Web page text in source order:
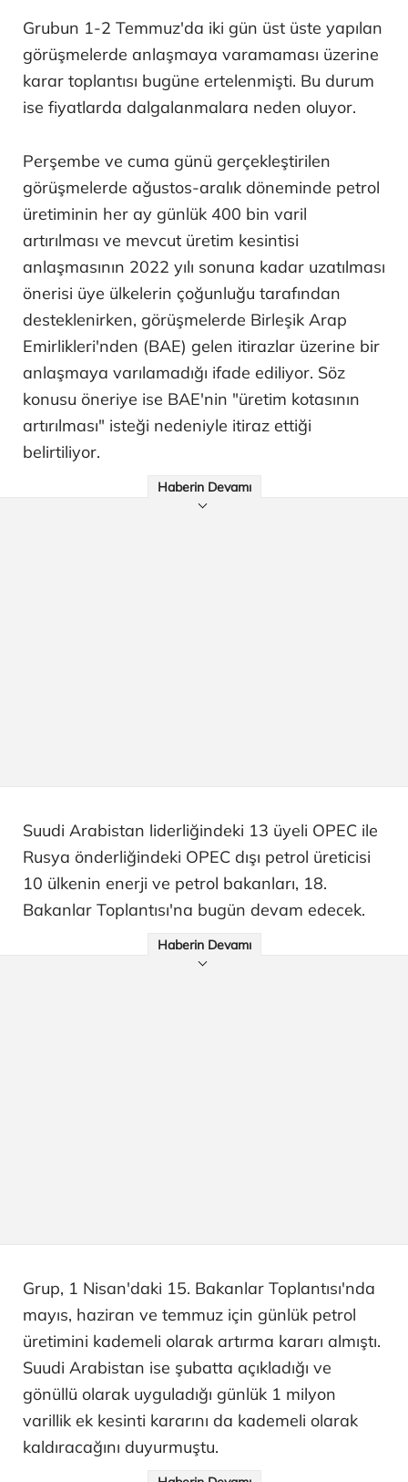
Grubun 1-2 Temmuz'da iki gün üst üste yapılan
görüşmelerde anlaşmaya varamaması üzerine
karar toplantısı bugüne ertelenmişti. Bu durum
ise fiyatlarda dalgalanmalara neden oluyor.
Perşembe ve cuma günü gerçekleştirilen
görüşmelerde ağustos-aralık döneminde petrol
üretiminin her ay günlük 400 bin varil
artırılması ve mevcut üretim kesintisi
anlaşmasının 2022 yılı sonuna kadar uzatılması
önerisi üye ülkelerin çoğunluğu tarafından
desteklenirken, görüşmelerde Birleşik Arap
Emirlikleri'nden (BAE) gelen itirazlar üzerine bir
anlaşmaya varılamadığı ifade ediliyor. Söz
konusu öneriye ise BAE'nin "üretim kotasının
artırılması" isteği nedeniyle itiraz ettiği
belirtiliyor.
Haberin Devamı
Suudi Arabistan liderliğindeki 13 üyeli OPEC ile
Rusya önderliğindeki OPEC dışı petrol üreticisi
10 ülkenin enerji ve petrol bakanları, 18.
Bakanlar Toplantısı'na bugün devam edecek.
Haberin Devamı
Grup, 1 Nisan'daki 15. Bakanlar Toplantısı'nda
mayıs, haziran ve temmuz için günlük petrol
üretimini kademeli olarak artırma kararı almıştı.
Suudi Arabistan ise şubatta açıkladığı ve
gönüllü olarak uyguladığı günlük 1 milyon
varillik ek kesinti kararını da kademeli olarak
kaldıracağını duyurmuştu.